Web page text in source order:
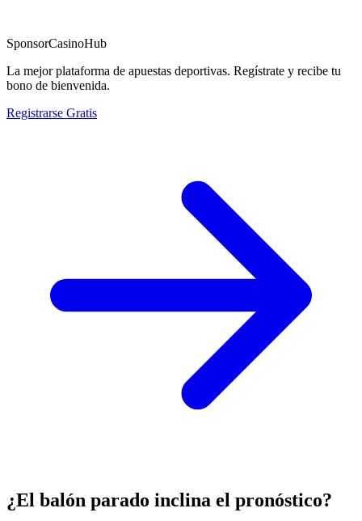
SponsorCasinoHub
La mejor plataforma de apuestas deportivas. Regístrate y recibe tu
bono de bienvenida.
Registrarse Gratis
¿El balón parado inclina el pronóstico?